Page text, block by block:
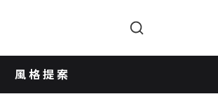
風格提案